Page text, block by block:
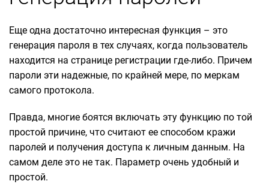
Еще одна достаточно интересная функция – это
генерация пароля в тех случаях, когда пользователь
находится на странице регистрации где-либо. Причем
пароли эти надежные, по крайней мере, по меркам
самого протокола.
Правда, многие боятся включать эту функцию по той
простой причине, что считают ее способом кражи
паролей и получения доступа к личным данным. На
самом деле это не так. Параметр очень удобный и
простой.